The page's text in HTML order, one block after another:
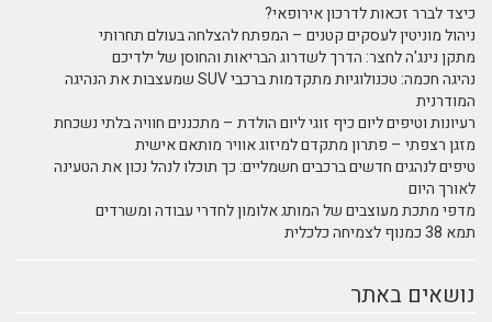
כיצד לברר זכאות לדרכון אירופאי?
ניהול מוניטין לעסקים קטנים – המפתח להצלחה בעולם תחרותי
מתקן נינג'ה לחצר: הדרך לשדרוג הבריאות והחוסן של ילדיכם
נהיגה חכמה: טכנולוגיות מתקדמות ברכבי SUV שמעצבות את הנהיגה
המודרנית
רעיונות וטיפים ליום כיף זוגי ליום הולדת – מתכננים חוויה בלתי נשכחת
מזגן רצפתי – פתרון מתקדם למיזוג אוויר מותאם אישית
טיפים לנהגים חדשים ברכבים חשמליים: כך תוכלו לנהל נכון את הטעינה
לאורך היום
מדפי מתכת מעוצבים של המותג אלומון לחדרי עבודה ומשרדים
תמא 38 כמנוף לצמיחה כלכלית
נושאים באתר